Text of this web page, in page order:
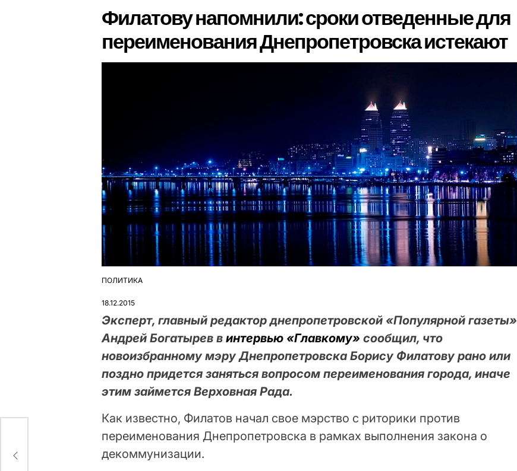
Филатову напомнили: сроки отведенные для
переименования Днепропетровска истекают
ОПУБЛІКУВАТИ
ПОЛИТИКА
18.12.2015
Эксперт, главный редактор днепропетровской «Популярной газеты»
Андрей Богатырев винтервью «Главкому» сообщил, что
новоизбранному мэру Днепропетровска Борису Филатову рано или
поздно придется заняться вопросом переименования города, иначе
этим займется Верховная Рада.
Как известно, Филатов начал свое мэрство с риторики против
переименования Днепропетровска в рамках выполнения закона о
декоммунизации.